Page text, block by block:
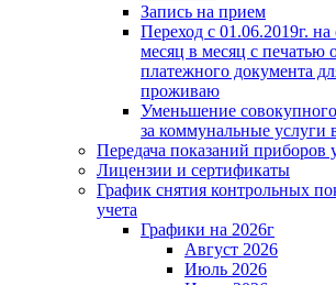
Запись на прием
Переход с 01.06.2019г. на
месяц в месяц с печатью
платежного документа
проживаю
Уменьшение
за коммунальные услуги
Передача показаний приборов
Лицензии и сертификаты
График снятия контрольных
учета
Графики на 2026г
Август 2026
Июль 2026